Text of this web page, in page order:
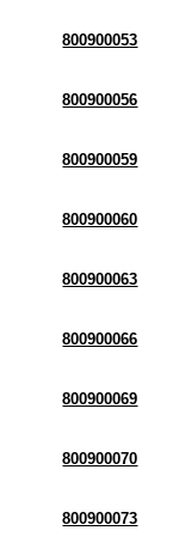
800900053
800900056
800900059
800900060
800900063
800900066
800900069
800900070
800900073